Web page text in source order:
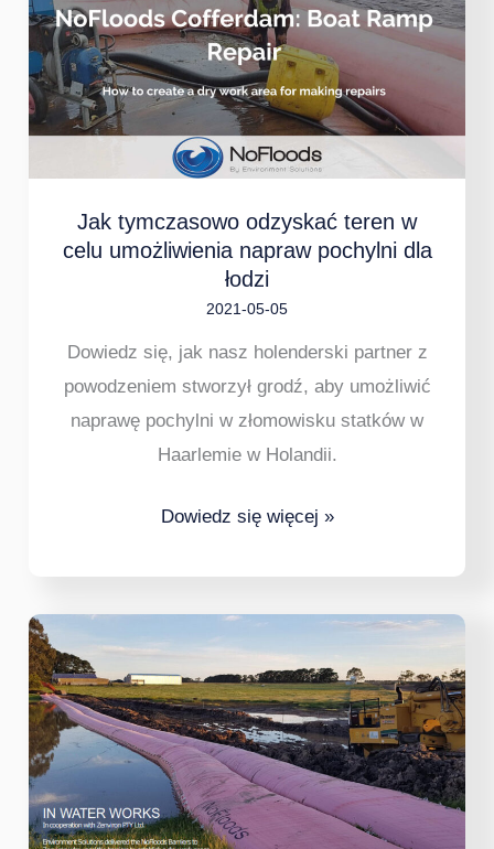
Jak tymczasowo odzyskać teren w
celu umożliwienia napraw pochylni dla
łodzi
2021-05-05
Dowiedz się, jak nasz holenderski partner z
powodzeniem stworzył grodź, aby umożliwić
naprawę pochylni w złomowisku statków w
Haarlemie w Holandii.
odzyskać
teren
w
celu
umożliwienia
pochylni
dla
Dowiedz się więcej »
wodą:
rozwiązanie
Zenviron
dla
budowy